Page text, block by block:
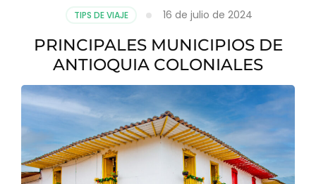
TIPS DE VIAJE 16 de julio de 2024
PRINCIPALES MUNICIPIOS DE
ANTIOQUIA COLONIALES